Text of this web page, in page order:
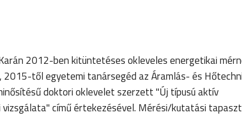
2012-ben kitüntetéses okleveles energetikai
től egyetemi tanársegéd az Áramlás- és
doktori oklevelet szerzett "Új típusú aktív
című értekezésével. Mérési/kutatási